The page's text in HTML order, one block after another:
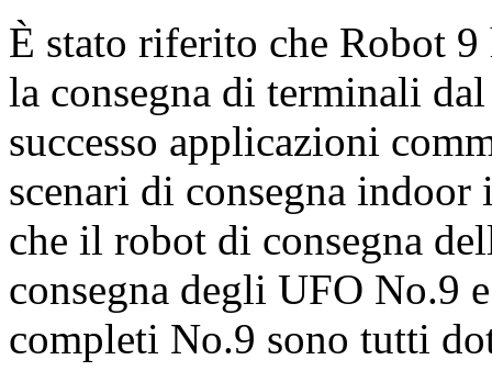
È stato riferito che Robot
la consegna di terminali
successo applicazioni
scenari di consegna
che il robot di consegna
consegna degli UFO No.9
completi No.9 sono tutti